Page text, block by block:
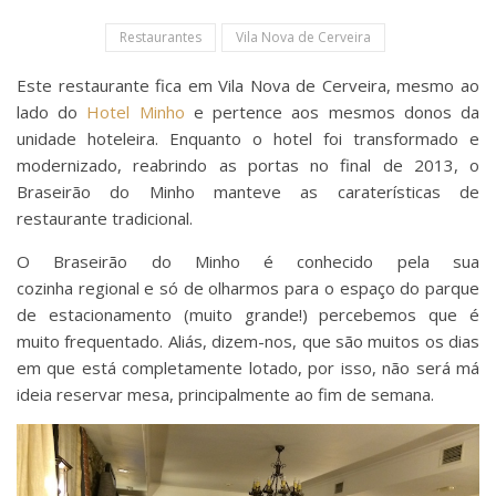
Restaurantes Vila Nova de Cerveira
Este restaurante fica em Vila Nova de Cerveira, mesmo ao
lado do Hotel Minho e pertence aos mesmos donos da
unidade hoteleira. Enquanto o hotel foi transformado e
modernizado, reabrindo as portas no final de 2013, o
Braseirão do Minho manteve as caraterísticas de
restaurante tradicional.
O Braseirão do Minho é conhecido pela sua
cozinha regional e só de olharmos para o espaço do parque
de estacionamento (muito grande!) percebemos que é
muito frequentado. Aliás, dizem-nos, que são muitos os dias
em que está completamente lotado, por isso, não será má
ideia reservar mesa, principalmente ao fim de semana.